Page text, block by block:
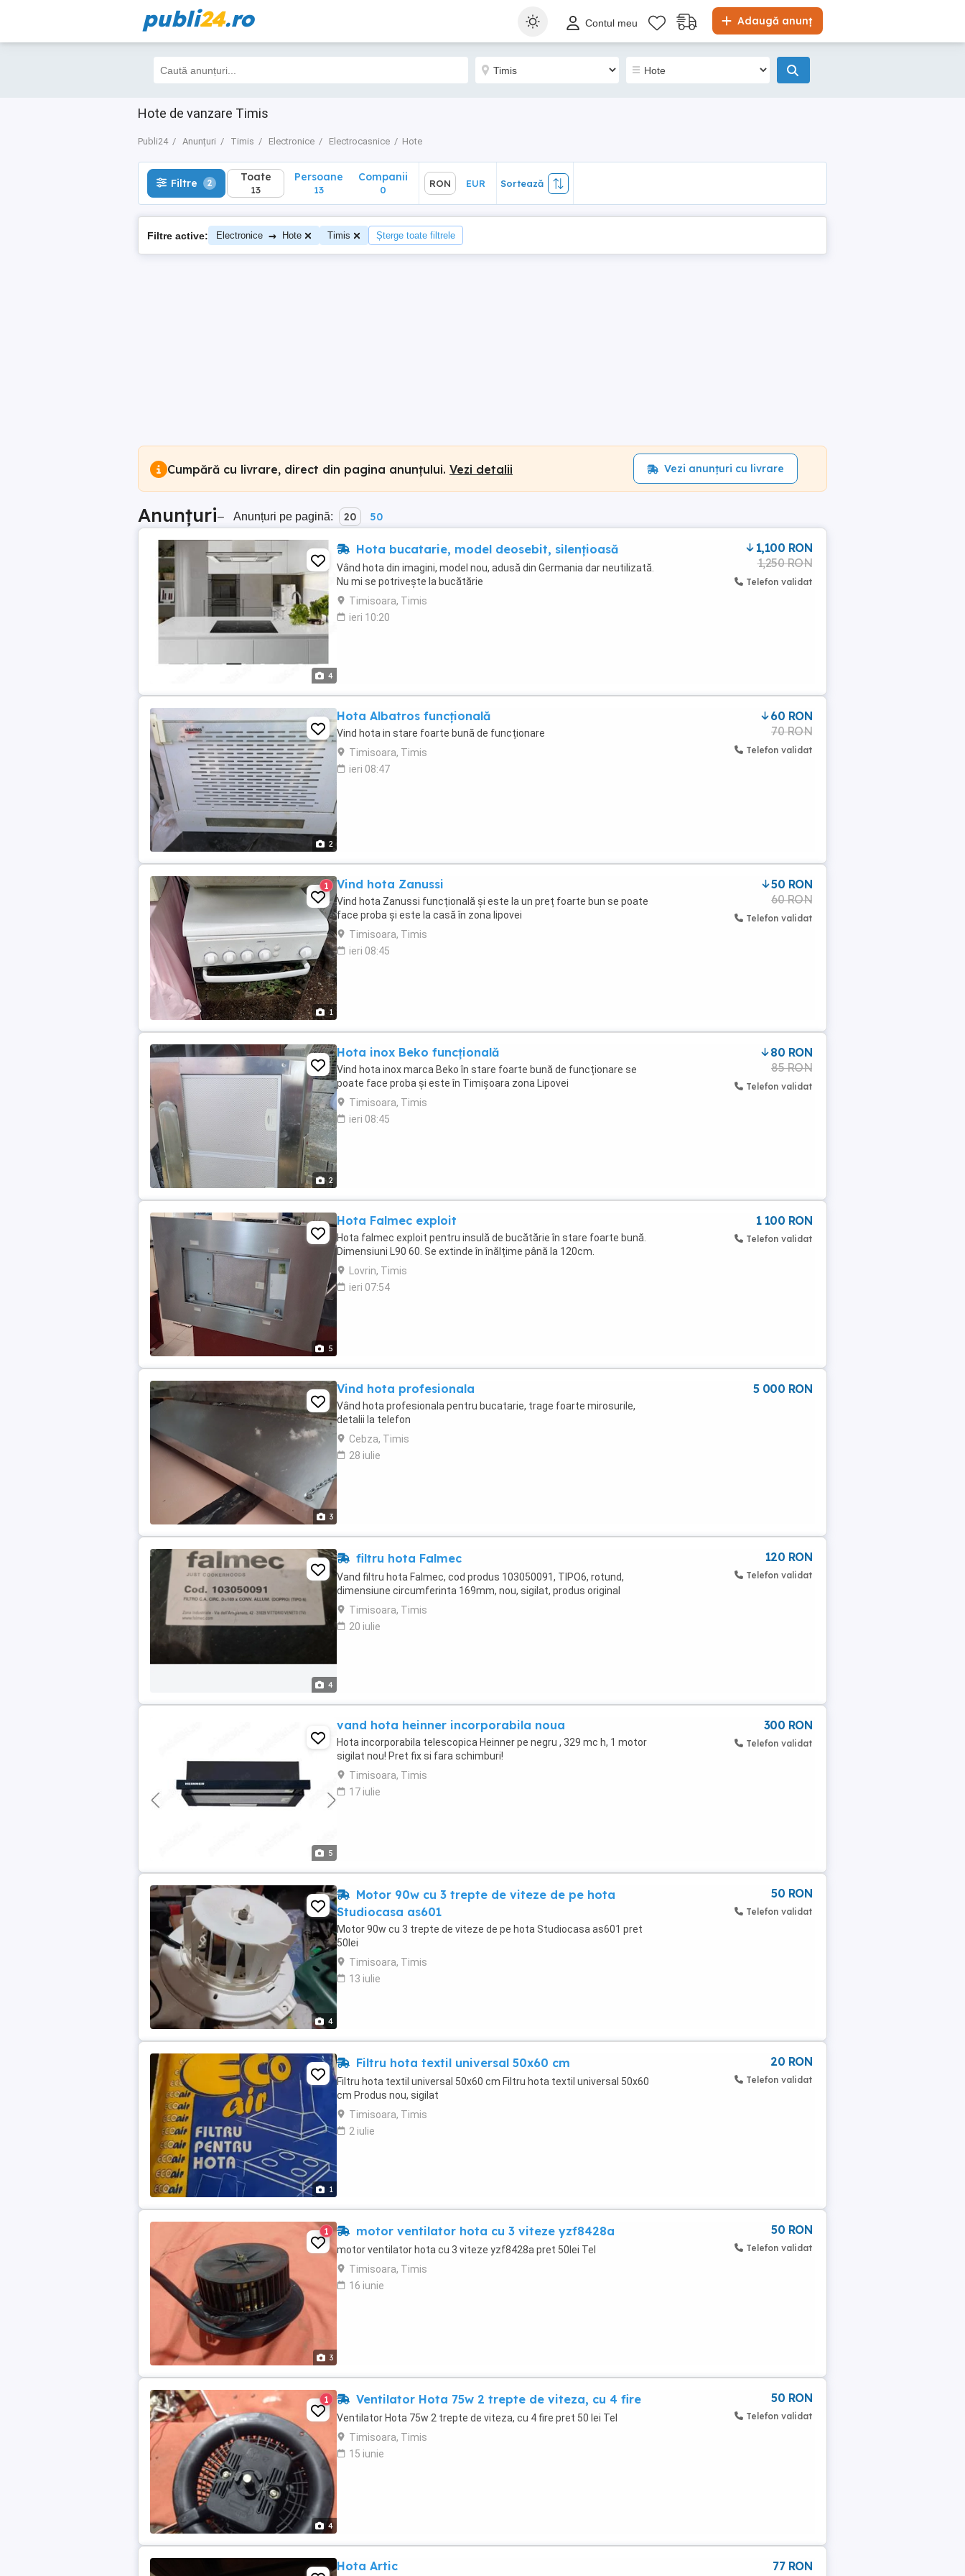
publi24.ro Adaugă anunț
Contul meu
Hote de vanzare Timis
Publi24 Anunțuri Timis Electronice Electrocasnice Hote
Filtre 2 Toate
13
Sortează
Filtre 2 Toate
13
Persoane
13
Companii
0
RON EUR Sortează
Filtre active: Electronice → Hote Timis Șterge toate filtrele
Cumpără cu livrare, direct din pagina anunțului. Vezi detalii Vezi anunțuri cu livrare
Anunțuri– Anunțuri pe pagină: 20 50
4
Hota bucatarie, model deosebit, silențioasă
Vând hota din imagini, model nou, adusă din Germania dar neutilizată.
Nu mi se potrivește la bucătărie
Timisoara, Timis
ieri 10:20
1,100 RON
1,250 RON
Telefon validat
2
Hota Albatros funcțională
Vind hota in stare foarte bună de funcționare
Timisoara, Timis
ieri 08:47
60 RON
70 RON
Telefon validat
1
1 Vind hota Zanussi
Vind hota Zanussi funcțională și este la un preț foarte bun se poate
face proba și este la casă în zona lipovei
Timisoara, Timis
ieri 08:45
50 RON
60 RON
Telefon validat
2
Hota inox Beko funcțională
Vind hota inox marca Beko în stare foarte bună de funcționare se
poate face proba și este în Timișoara zona Lipovei
Timisoara, Timis
ieri 08:45
80 RON
85 RON
Telefon validat
5
Hota Falmec exploit
Hota falmec exploit pentru insulă de bucătărie în stare foarte bună.
Dimensiuni L90 60. Se extinde în înălțime până la 120cm.
Lovrin, Timis
ieri 07:54
1 100 RON
Telefon validat
3
Vind hota profesionala
Vând hota profesionala pentru bucatarie, trage foarte mirosurile,
detalii la telefon
Cebza, Timis
28 iulie
5 000 RON
4
filtru hota Falmec
Vand filtru hota Falmec, cod produs 103050091, TIPO6, rotund,
dimensiune circumferinta 169mm, nou, sigilat, produs original
Timisoara, Timis
20 iulie
120 RON
Telefon validat
5
vand hota heinner incorporabila noua
Hota incorporabila telescopica Heinner pe negru , 329 mc h, 1 motor
sigilat nou! Pret fix si fara schimburi!
Timisoara, Timis
17 iulie
300 RON
Telefon validat
4
Motor 90w cu 3 trepte de viteze de pe hota
Studiocasa as601
Motor 90w cu 3 trepte de viteze de pe hota Studiocasa as601 pret
50lei
Timisoara, Timis
13 iulie
50 RON
Telefon validat
1
Filtru hota textil universal 50x60 cm
Filtru hota textil universal 50x60 cm Filtru hota textil universal 50x60
cm Produs nou, sigilat
Timisoara, Timis
2 iulie
20 RON
Telefon validat
3
1 motor ventilator hota cu 3 viteze yzf8428a
motor ventilator hota cu 3 viteze yzf8428a pret 50lei Tel
Timisoara, Timis
16 iunie
50 RON
Telefon validat
4
1 Ventilator Hota 75w 2 trepte de viteza, cu 4 fire
Ventilator Hota 75w 2 trepte de viteza, cu 4 fire pret 50 lei Tel
Timisoara, Timis
15 iunie
50 RON
Telefon validat
Hota Artic 77 RON